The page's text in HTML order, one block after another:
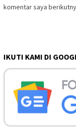
komentar saya
IKUTI KAMI DI